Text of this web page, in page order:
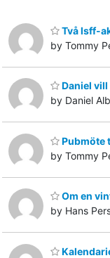
Två lsff-
by Tommy
Daniel
by Daniel
Pubmöte
by Tommy
Om en
by Hans